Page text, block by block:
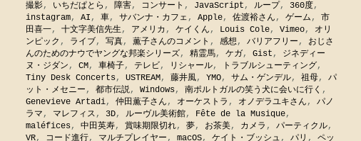
撮影, いちだぱとら , 障害, コンサート , JavaScript , ループ, 360度,
instagram, AI , 車, サバンナ・カフェ , Apple, 佐渡裕さん , ゲーム , 市
田喜一, 十文字美信先生, アメリカ , ケイくん , Louis Cole, Vimeo, オリ
ンピック , ライブ , 写真, 薫子さんのコメント , 感想, バリアフリー , おじさ
んのためのナウでヤングな邦楽シリーズ , 精霊馬, ケガ, Gist , ジネディー
ヌ・ジダン , CM, 車椅子, テレビ , リシャール, トラブルシューティング ,
Tiny Desk Concerts, USTREAM, 藤井風, YMO, サム・ゲンデル, 祖母, パ
ット・メセニー , 都市伝説, Windows, 南ポルトガルの笑う犬に会いに行く ,
Genevieve Artadi, 仲田薫子さん , オーケストラ , オノデラユキさん , パノ
ラマ , マレフィス , 3D, ルーヴル美術館, Fête de la Musique,
maléfices, 中田英寿, 賞味期限切れ, 夢, お茶美, カメラ , パーティクル,
VR, コード進行, マルチプレイヤー , macOS, ケイト・ブッシュ , パリ , ペッ